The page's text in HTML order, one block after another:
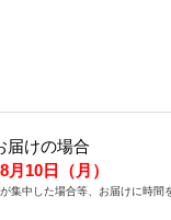
届けの場合
10日（月）
集中した場合等、お届けに時間